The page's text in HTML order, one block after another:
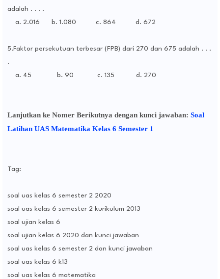
adalah . . . .
a. 2.016 b. 1.080 c. 864 d. 672
5.Faktor persekutuan terbesar (FPB) dari 270 dan 675 adalah . . .
.
a. 45 b. 90 c. 135 d. 270
Lanjutkan ke Nomer Berikutnya dengan kunci jawaban: Soal
Latihan UAS Matematika Kelas 6 Semester 1
Tag:
soal uas kelas 6 semester 2 2020
soal uas kelas 6 semester 2 kurikulum 2013
soal ujian kelas 6
soal ujian kelas 6 2020 dan kunci jawaban
soal uas kelas 6 semester 2 dan kunci jawaban
soal uas kelas 6 k13
soal uas kelas 6 matematika